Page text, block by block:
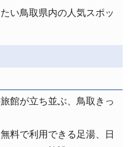
い鳥取県内の人気スポッ
館が立ち並ぶ、鳥取きっ
料で利用できる足湯、日